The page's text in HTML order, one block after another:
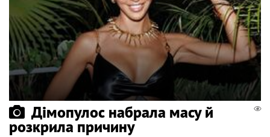
Дімопулос набрала масу й
розкрила причину